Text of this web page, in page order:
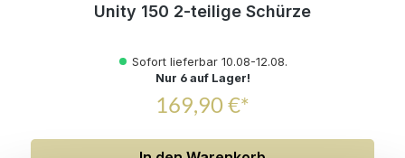
Unity 150 2-teilige Schürze
Sofort lieferbar 10.08-12.08.
Nur 6 auf Lager!
169,90 €*